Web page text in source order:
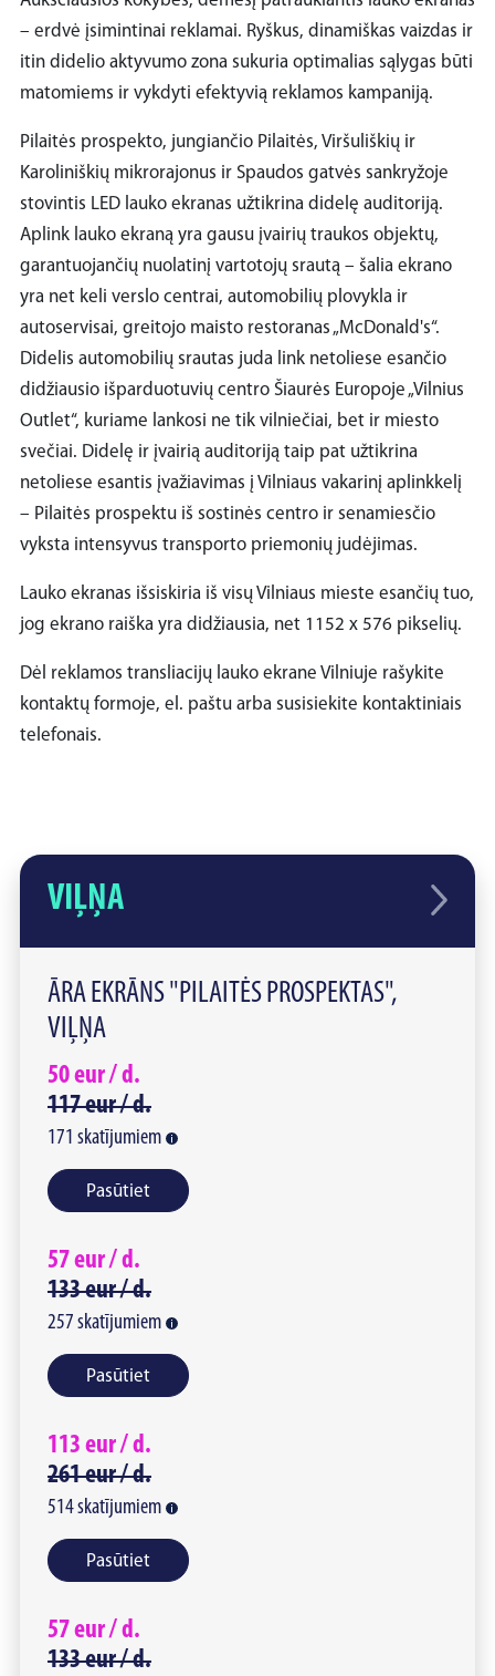
VIĻŅA
ĀRA EKRĀNS "PILAITĖS PROSPEKTAS",
VIĻŅA
50eur /d.
117eur /d.
171 skatījumiem
Pasūtiet
57eur /d.
133eur /d.
257 skatījumiem
Pasūtiet
113 eur /d.
261eur /d.
514skatījumiem
Pasūtiet
57eur /d.
133eur /d.
– erdvė įsimintinai reklamai. Ryškus, dinamiškas vaizdas ir
itin didelio aktyvumo zona sukuria optimalias sąlygas būti
matomiems ir vykdyti efektyvią reklamos kampaniją.
Pilaitės prospekto, jungiančio Pilaitės, Viršuliškių ir
Karoliniškių mikrorajonus ir Spaudos gatvės sankryžoje
stovintis LED lauko ekranas užtikrina didelę auditoriją.
Aplink lauko ekraną yra gausu įvairių traukos objektų,
garantuojančių nuolatinį vartotojų srautą – šalia ekrano
yra net keli verslo centrai, automobilių plovykla ir
autoservisai, greitojo maisto restoranas „McDonald's“.
Didelis automobilių srautas juda link netoliese esančio
didžiausio išparduotuvių centro Šiaurės Europoje „Vilnius
Outlet“, kuriame lankosi ne tik vilniečiai, bet ir miesto
svečiai. Didelę ir įvairią auditoriją taip pat užtikrina
netoliese esantis įvažiavimas į Vilniaus vakarinį aplinkkelį
– Pilaitės prospektu iš sostinės centro ir senamiesčio
vyksta intensyvus transporto priemonių judėjimas.
Lauko ekranas išsiskiria iš visų Vilniaus mieste esančių tuo,
jog ekrano raiška yra didžiausia, net 1152 x 576 pikselių.
Dėl reklamos transliacijų lauko ekrane Vilniuje rašykite
kontaktų formoje, el. paštu arba susisiekite kontaktiniais
telefonais.